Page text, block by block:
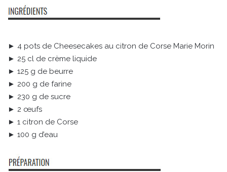
► 4 pots de Cheesecakes au citron de Corse Marie Morin
► 25 cl de crème liquide
► 125 g de beurre
► 200 g de farine
► 230 g de sucre
► 2 œufs
► 1 citron de Corse
► 100 g d’eau